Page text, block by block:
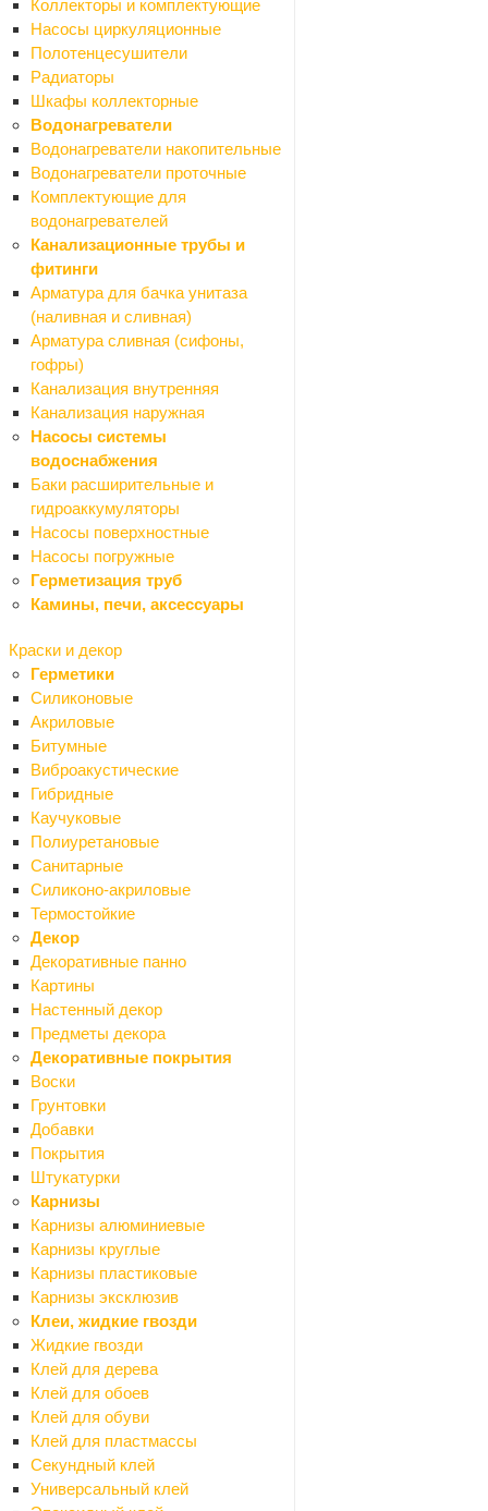
Коллекторы и комплектующие
Насосы циркуляционные
Полотенцесушители
Радиаторы
Шкафы коллекторные
Водонагреватели
Водонагреватели накопительные
Водонагреватели проточные
Комплектующие для
водонагревателей
Канализационные трубы и
фитинги
Арматура для бачка унитаза
(наливная и сливная)
Арматура сливная (сифоны,
гофры)
Канализация внутренняя
Канализация наружная
Насосы системы
водоснабжения
Баки расширительные и
гидроаккумуляторы
Насосы поверхностные
Насосы погружные
Герметизация труб
Камины, печи, аксессуары
Краски и декор
Герметики
Силиконовые
Акриловые
Битумные
Виброакустические
Гибридные
Каучуковые
Полиуретановые
Санитарные
Силиконо-акриловые
Термостойкие
Декор
Декоративные панно
Картины
Настенный декор
Предметы декора
Декоративные покрытия
Воски
Грунтовки
Добавки
Покрытия
Штукатурки
Карнизы
Карнизы алюминиевые
Карнизы круглые
Карнизы пластиковые
Карнизы эксклюзив
Клеи, жидкие гвозди
Жидкие гвозди
Клей для дерева
Клей для обоев
Клей для обуви
Клей для пластмассы
Секундный клей
Универсальный клей
Сетки сварные
Сетки тканные
Стеклоткань
Средства для укладки плитки
Назад
Средства для укладки плитки
Крестики для кафеля и СВП
Люки ревизионные
Профили для плитки
Столярные изделия
Назад
Столярные изделия
Брус, доска
Двери и комплектующие
Полки мебельные
Щиты мебельные
Строительные блоки
Сухие смеси
Назад
Сухие смеси
Добавки
Гипс
Известь
Крошка гранитная
Мел
Песок
Грунтовки
Затирки для плитки
Кладочная смесь
Наливной пол, стяжка
Плиточный клей
Шпаклевки сухие
Штукатурки сухие
Теплоизоляция и шумоизоляция
Назад
Теплоизоляция и шумоизоляция
Минеральная вата
Пенополистирольные плиты
Поролон и синтепон
Фасадные и кровельные пленки
Древесно-плитные материалы
Назад
Древесно-плитные материалы
ДВП
ОСП (OSB)
Фанера
ЦСП
Шланги резиновые и пвх
Асболист, паронит
Шпаклевки готовые
Назад
Шпаклевки готовые
Для внутренних и наружных работ
Для внутренних работ
По дереву
Шпаклевки-замазки
Эпоксидные шпаклевки
Инструменты
Назад
Инструменты
Электроинструмент
Назад